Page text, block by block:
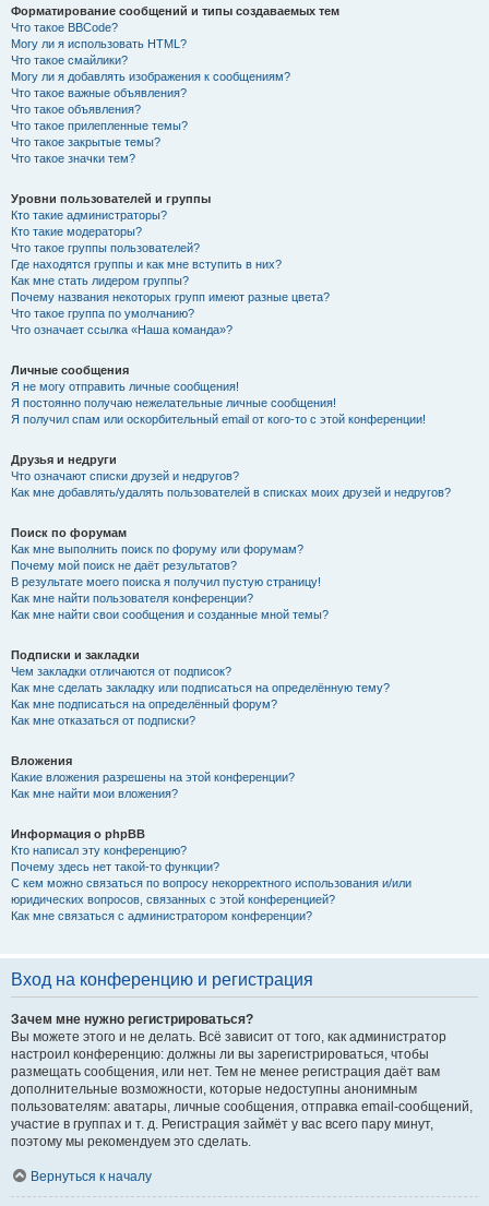
Форматирование сообщений и типы создаваемых тем
Что такое BBCode?
Могу ли я использовать HTML?
Что такое смайлики?
Могу ли я добавлять изображения к сообщениям?
Что такое важные объявления?
Что такое объявления?
Что такое прилепленные темы?
Что такое закрытые темы?
Что такое значки тем?
Уровни пользователей и группы
Кто такие администраторы?
Кто такие модераторы?
Что такое группы пользователей?
Где находятся группы и как мне вступить в них?
Как мне стать лидером группы?
Почему названия некоторых групп имеют разные цвета?
Что такое группа по умолчанию?
Что означает ссылка «Наша команда»?
Личные сообщения
Я не могу отправить личные сообщения!
Я постоянно получаю нежелательные личные сообщения!
Я получил спам или оскорбительный email от кого-то с этой конференции!
Друзья и недруги
Что означают списки друзей и недругов?
Как мне добавлять/удалять пользователей в списках моих друзей и недругов?
Поиск по форумам
Как мне выполнить поиск по форуму или форумам?
Почему мой поиск не даёт результатов?
В результате моего поиска я получил пустую страницу!
Как мне найти пользователя конференции?
Как мне найти свои сообщения и созданные мной темы?
Подписки и закладки
Чем закладки отличаются от подписок?
Как мне сделать закладку или подписаться на определённую тему?
Как мне подписаться на определённый форум?
Как мне отказаться от подписки?
Вложения
Какие вложения разрешены на этой конференции?
Как мне найти мои вложения?
Информация о phpBB
Кто написал эту конференцию?
Почему здесь нет такой-то функции?
С кем можно связаться по вопросу некорректного использования и/или
юридических вопросов, связанных с этой конференцией?
Как мне связаться с администратором конференции?
Вход на конференцию и регистрация
Зачем мне нужно регистрироваться?
Вы можете этого и не делать. Всё зависит от того, как администратор
настроил конференцию: должны ли вы зарегистрироваться, чтобы
размещать сообщения, или нет. Тем не менее регистрация даёт вам
дополнительные возможности, которые недоступны анонимным
пользователям: аватары, личные сообщения, отправка email-сообщений,
участие в группах и т. д. Регистрация займёт у вас всего пару минут,
поэтому мы рекомендуем это сделать.
Вернуться к началу